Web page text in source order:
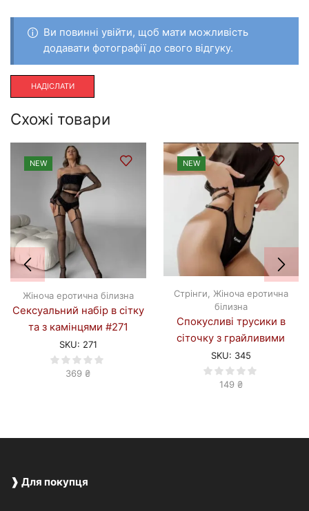
Ви повинні увійти, щоб мати можливість
додавати фотографії до свого відгуку.
Схожі товари
NEW
Жіноча еротична білизна
Сексуальний набір в сітку
та з камінцями #271
SKU: 271
369₴
NEW
Стрінги
Жіноча еротична
білизна
Спокусливі трусики в
сіточку з грайливими
написами #345
SKU: 345
149 ₴
❱ Для покупця